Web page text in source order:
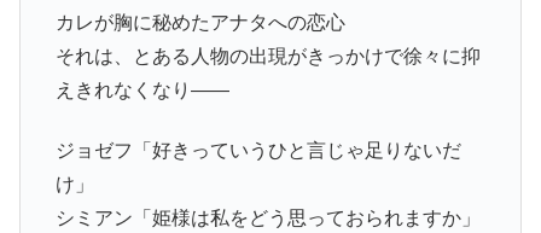
カレが胸に秘めたアナタへの恋心
それは、とある人物の出現がきっかけで徐々に抑
えきれなくなり――
ジョゼフ「好きっていうひと言じゃ足りないだ
け」
シミアン「姫様は私をどう思っておられますか」